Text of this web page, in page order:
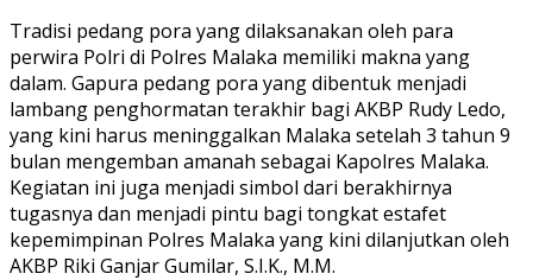
Tradisi pedang pora yang dilaksanakan oleh para
perwira Polri di Polres Malaka memiliki makna yang
dalam. Gapura pedang pora yang dibentuk menjadi
lambang penghormatan terakhir bagi AKBP Rudy Ledo,
yang kini harus meninggalkan Malaka setelah 3 tahun 9
bulan mengemban amanah sebagai Kapolres Malaka.
Kegiatan ini juga menjadi simbol dari berakhirnya
tugasnya dan menjadi pintu bagi tongkat estafet
kepemimpinan Polres Malaka yang kini dilanjutkan oleh
AKBP Riki Ganjar Gumilar, S.I.K., M.M.